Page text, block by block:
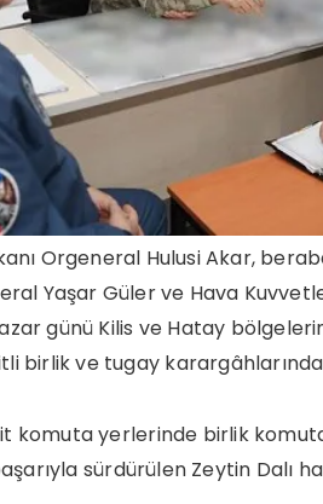
Orgeneral Hulusi Akar,
Yaşar Güler ve Hava
günü Kilis ve Hatay
birlik ve tugay
komuta yerlerinde birlik
sürdürülen Zeytin Dalı